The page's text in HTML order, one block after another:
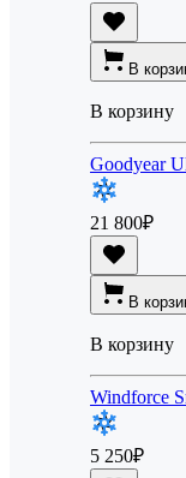
В
В корзину
Goodyear
21 800₽
В
В корзину
Windforce
5 250₽